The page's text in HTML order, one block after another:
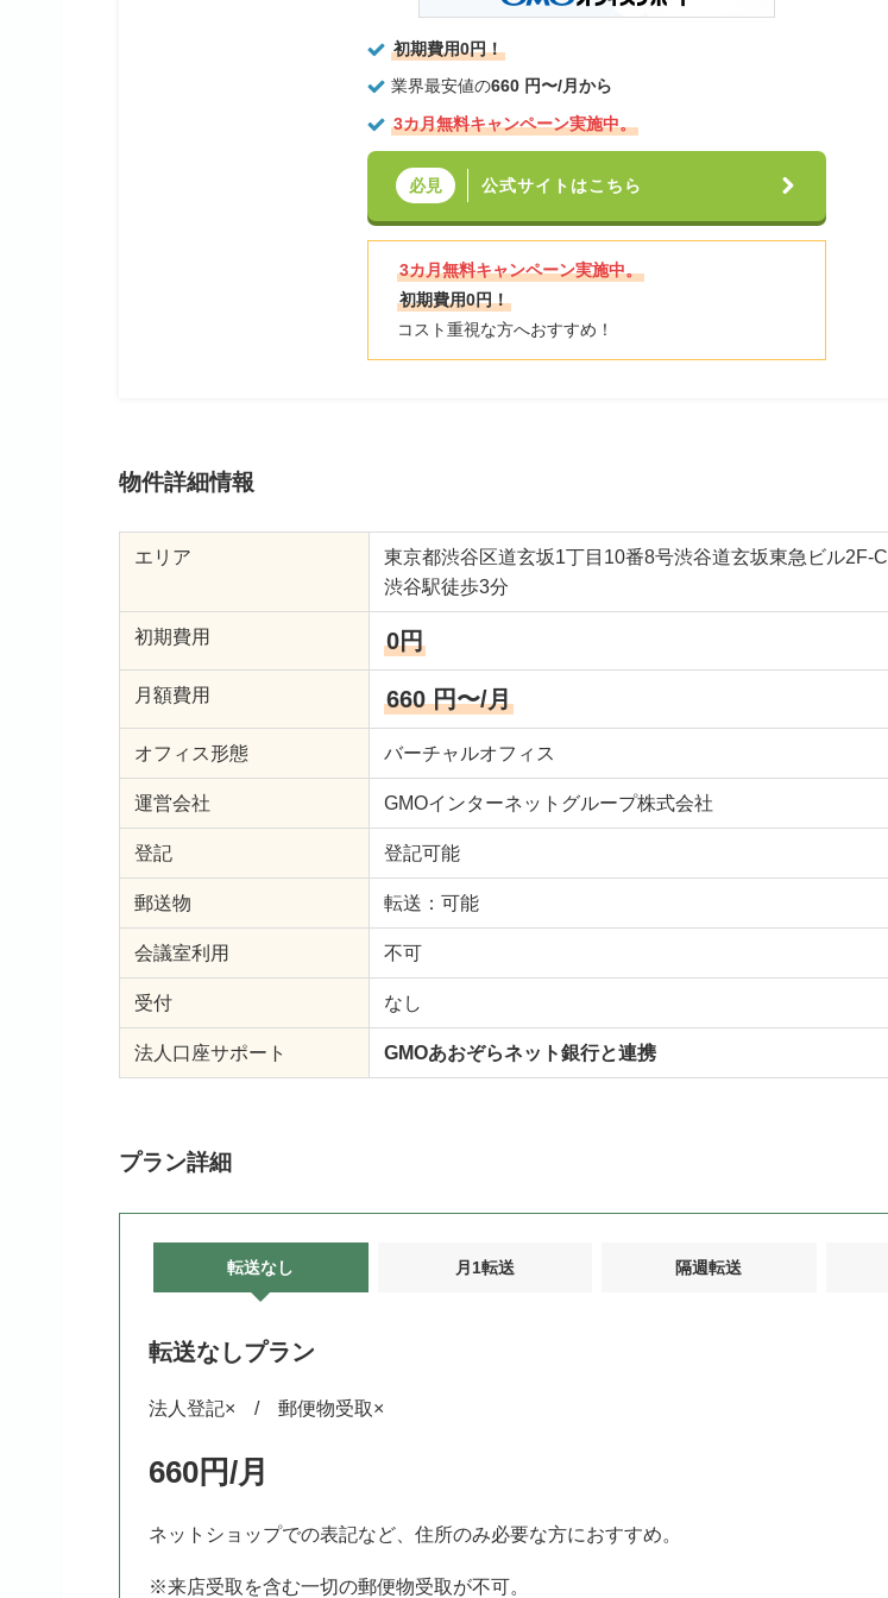
初期費用0円！
業界最安値の660 円〜/月から
3カ月無料キャンペーン実施中。
必見 公式サイトはこちら
3カ月無料キャンペーン実施中。
初期費用0円！
コスト重視な方へおすすめ！
物件詳細情報
エリア
東京都渋谷区道玄坂1丁目10番8号渋谷道玄坂東急ビル2F-C
渋谷駅徒歩3分
初期費用 0円
月額費用 660 円〜/月
オフィス形態 バーチャルオフィス
運営会社 GMOインターネットグループ株式会社
登記 登記可能
郵送物 転送：可能
会議室利用 不可
受付 なし
法人口座サポート GMOあおぞらネット銀行と連携
プラン詳細
転送なし 月1転送 隔週転送
転送なしプラン
法人登記× / 郵便物受取×
660円/月
ネットショップでの表記など、住所のみ必要な方におすすめ。
※来店受取を含む一切の郵便物受取が不可。